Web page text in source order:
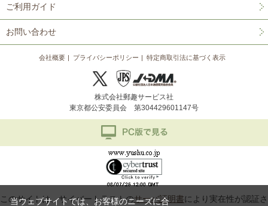
ご利用ガイド
お問い合わせ
会社概要 プライバシーポリシー 特定商取引法に基づく表示
株式会社郵趣サービス社
東京都公安委員会 第304429601147号
このサイトは、サイバートラストのサーバ証明書により実在性が認証さ
当ウェブサイトでは、お客様のニーズに合